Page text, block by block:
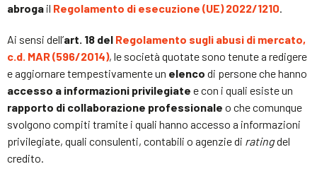
abroga il Regolamento di esecuzione (UE) 2022/1210.
Ai sensi dell’art. 18 del Regolamento sugli abusi di mercato,
c.d. MAR (596/2014), le società quotate sono tenute a redigere
e aggiornare tempestivamente un elenco di persone che hanno
accesso a informazioni privilegiate e con i quali esiste un
rapporto di collaborazione professionale o che comunque
svolgono compiti tramite i quali hanno accesso a informazioni
privilegiate, quali consulenti, contabili o agenzie di ratingdel
credito.